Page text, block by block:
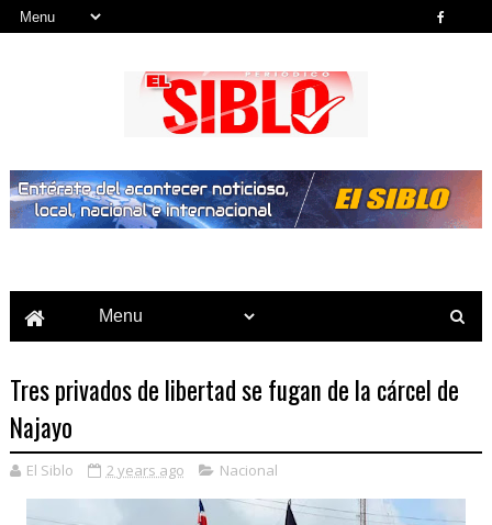
Tres privados de libertad se fugan de la cárcel de
Najayo
El Siblo 2 years ago Nacional